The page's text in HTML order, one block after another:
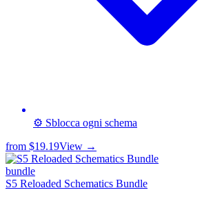
⚙️ Sblocca ogni schema
from $19.19View →
bundle
S5 Reloaded Schematics Bundle